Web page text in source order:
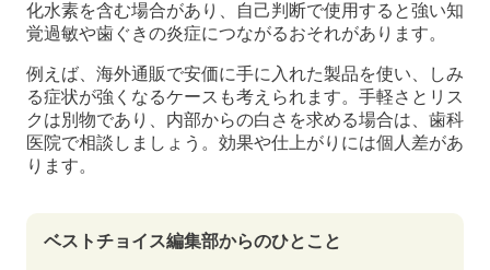
化水素を含む場合があり、自己判断で使用すると強い知
覚過敏や歯ぐきの炎症につながるおそれがあります。
例えば、海外通販で安価に手に入れた製品を使い、しみ
る症状が強くなるケースも考えられます。手軽さとリス
クは別物であり、内部からの白さを求める場合は、歯科
医院で相談しましょう。効果や仕上がりには個人差があ
ります。
ベストチョイス編集部からのひとこと